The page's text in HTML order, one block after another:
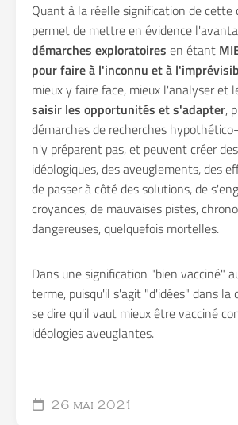
Quant à la réelle signification de
permet de mettre en évidence
démarches exploratoires en étant
pour faire à l'inconnu et à
mieux y faire face, mieux l'analyser et
saisir les opportunités et s'adapter,
démarches de recherches
n'y préparent pas, et peuvent créer
idéologiques, des aveuglements, des
de passer à côté des solutions, de
croyances, de mauvaises pistes,
dangereuses, quelquefois mortelles.
Dans une signification "bien vacciné"
terme, puisqu'il s'agit "d'idées" dans la
se dire qu'il vaut mieux être vacciné
idéologies aveuglantes.
26 mai 2021